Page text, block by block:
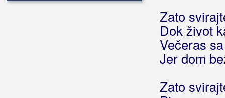
Bizzo
Zato
Dok život
Večeras
Jer dom
Zato